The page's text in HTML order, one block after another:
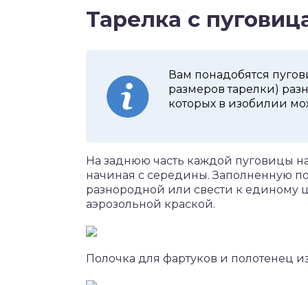
Тарелка с
Вам понадобятся
размеров тарелки)
которых в изобилии
На заднюю часть каждой пуговицы
начиная с середины. Заполненную
разнородной или свести к единому
аэрозольной краской.
Полочка для фартуков и полотенец